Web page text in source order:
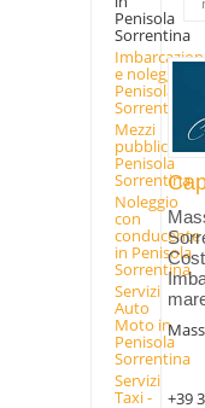
Penisola
Sorrentina
e noleggio in
Penisola
Sorrentina
Mezzi
pubblici in
Penisola
Sorrentina
Noleggio
con
conducente
in Penisola
Sorrentina
Servizi
Auto
Moto in
Penisola
Sorrentina
Servizi
Taxi -
+39